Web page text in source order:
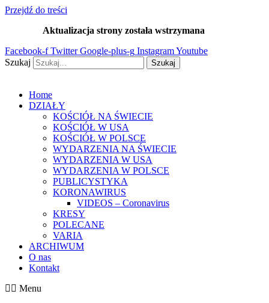
Przejdź do treści
Aktualizacja strony została wstrzymana
Facebook-f Twitter Google-plus-g InstagramYoutube
Szukaj
Szukaj
Home
DZIAŁY
KOŚCIÓŁ NA ŚWIECIE
KOŚCIÓŁ W USA
KOŚCIÓŁ W POLSCE
WYDARZENIA NA ŚWIECIE
WYDARZENIA W USA
WYDARZENIA W POLSCE
PUBLICYSTYKA
KORONAWIRUS
VIDEOS – Coronavirus
KRESY
POLECANE
VARIA
ARCHIWUM
O nas
Kontakt
Menu